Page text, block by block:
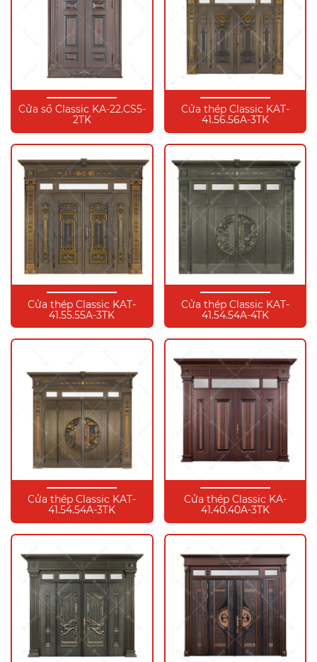
Cửa sổ Classic KA-22.CS5-
2TK
Cửa thép Classic KAT-
41.56.56A-3TK
Cửa thép Classic KAT-
41.55.55A-3TK
Cửa thép Classic KAT-
41.54.54A-4TK
Cửa thép Classic KAT-
41.54.54A-3TK
Cửa thép Classic KA-
41.40.40A-3TK